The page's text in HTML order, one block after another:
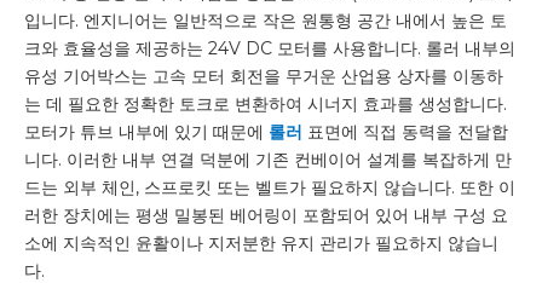
입니다. 엔지니어는 일반적으로 작은 원통형 공간 내에서 높은 토
크와 효율성을 제공하는 24V DC 모터를 사용합니다. 롤러 내부의
유성 기어박스는 고속 모터 회전을 무거운 산업용 상자를 이동하
는 데 필요한 정확한 토크로 변환하여 시너지 효과를 생성합니다.
모터가 튜브 내부에 있기 때문에 롤러 표면에 직접 동력을 전달합
니다. 이러한 내부 연결 덕분에 기존 컨베이어 설계를 복잡하게 만
드는 외부 체인, 스프로킷 또는 벨트가 필요하지 않습니다. 또한 이
러한 장치에는 평생 밀봉된 베어링이 포함되어 있어 내부 구성 요
소에 지속적인 윤활이나 지저분한 유지 관리가 필요하지 않습니
다.